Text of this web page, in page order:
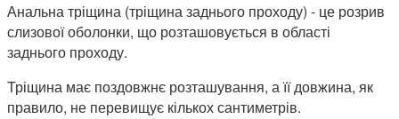
Анальна тріщина (тріщина заднього проходу) - це розрив
слизової оболонки, що розташовується в області
заднього проходу.
Тріщина має поздовжнє розташування, а її довжина, як
правило, не перевищує кількох сантиметрів.